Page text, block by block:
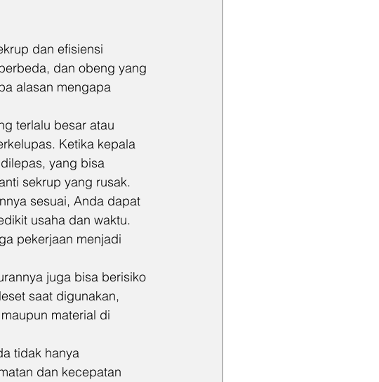
dan efisiensi
dan obeng yang
alasan mengapa
terlalu besar atau
Ketika kepala
yang bisa
sekrup yang rusak.
sesuai, Anda dapat
usaha dan waktu.
pekerjaan menjadi
juga bisa berisiko
saat digunakan,
material di
tidak hanya
dan kecepatan